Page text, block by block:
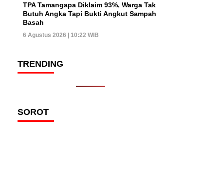
TPA Tamangapa Diklaim 93%, Warga Tak
Butuh Angka Tapi Bukti Angkut Sampah
Basah
6 Agustus 2026 | 10:22 WIB
TRENDING
SOROT